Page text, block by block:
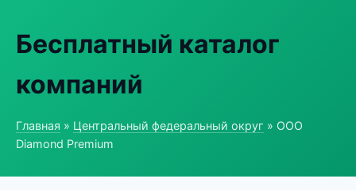
Бесплатный каталог
компаний
Главная » Центральный федеральный округ » ООО
Diamond Premium